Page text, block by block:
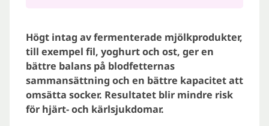
Högt intag av fermenterade mjölkprodukter,
till exempel fil, yoghurt och ost, ger en
bättre balans på blodfetternas
sammansättning och en bättre kapacitet att
omsätta socker. Resultatet blir mindre risk
för hjärt- och kärlsjukdomar.